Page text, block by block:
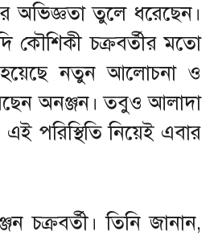
অভিজ্ঞতা তুলে ধরেছেন।
কৌশিকী চক্রবর্তীর মতো
হয়েছে নতুন আলোচনা ও
অনঞ্জন। তবুও আলাদা
পরিস্থিতি নিয়েই এবার
চক্রবর্তী। তিনি জানান,